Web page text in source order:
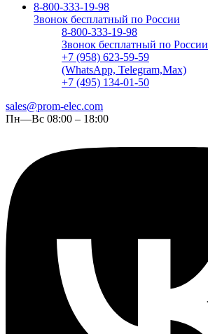
8-800-333-19-98
Звонок бесплатный по России
8-800-333-19-98
Звонок бесплатный по России
+7 (958) 623-59-59
(WhatsApp, Telegram,Max)
+7 (495) 134-01-50
sales@prom-elec.com
Пн—Вс 08:00 – 18:00